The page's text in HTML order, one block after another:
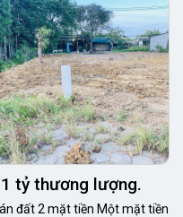
tỷ thương lượng.
đất 2 mặt tiền Một mặt tiền